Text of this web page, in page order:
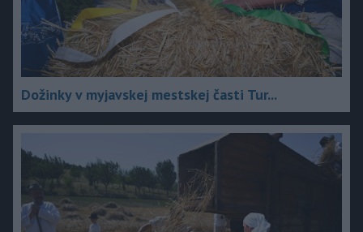
Dožinky v myjavskej mestskej časti Tur...